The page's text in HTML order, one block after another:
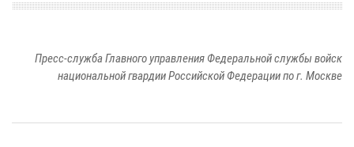
Пресс-служба Главного управления Федеральной службы войск
национальной гвардии Российской Федерации по г. Москве